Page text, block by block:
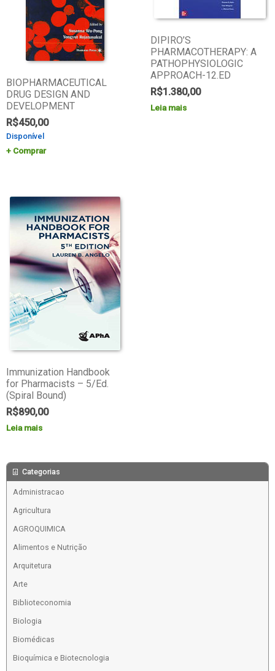
BIOPHARMACEUTICAL
DRUG DESIGN AND
DEVELOPMENT
R$450,00
Disponível
Comprar
DIPIRO’S
PHARMACOTHERAPY: A
PATHOPHYSIOLOGIC
APPROACH-12.ED
R$1.380,00
Leia mais
Immunization Handbook
for Pharmacists – 5/Ed.
(Spiral Bound)
R$890,00
Leia mais
Categorias
Administracao
Agricultura
AGROQUIMICA
Alimentos e Nutrição
Arquitetura
Arte
Biblioteconomia
Biologia
Biomédicas
Bioquímica e Biotecnologia